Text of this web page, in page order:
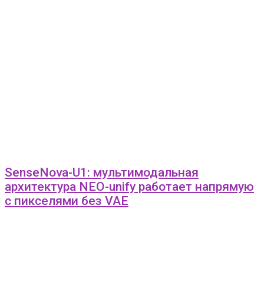
SenseNova-U1: мультимодальная
архитектура NEO-unify работает напрямую
с пикселями без VAE